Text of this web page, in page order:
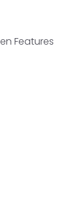
Features